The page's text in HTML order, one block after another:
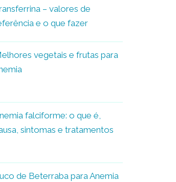
– valores de
e o que fazer
vegetais e frutas para
falciforme: o que é,
sintomas e tratamentos
de Beterraba para Anemia